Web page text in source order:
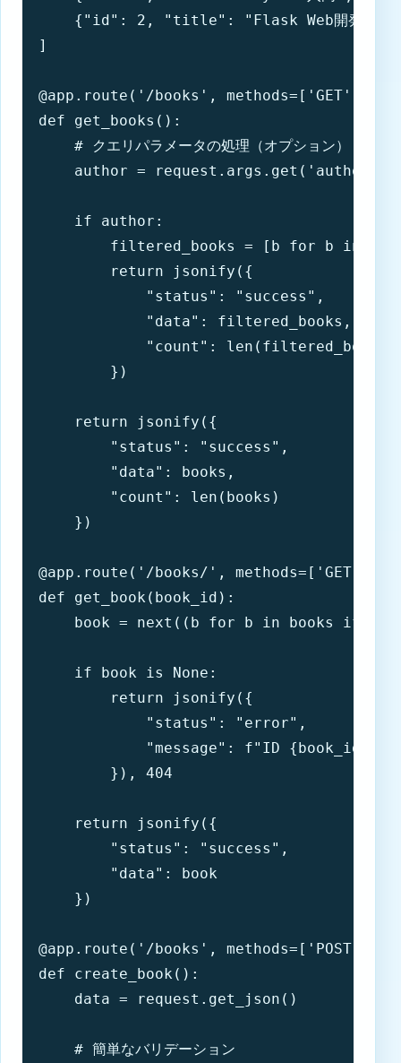
{"id": 2, "title": "Flask Web開発",
]
@app.route('/books', methods=['GET'])
def get_books():
    # クエリパラメータの処理（オプション）
    author = request.args.get('author')
    if author:
filtered_books = [b for b in
        return jsonify({
            "status": "success",
            "data": filtered_books,
            "count": len(filtered_books)
        })
    return jsonify({
        "status": "success",
        "data": books,
        "count": len(books)
    })
@app.route('/books/ ', methods=['GET'])
def get_book(book_id):
book = next((b for b in books if
    if book is None:
        return jsonify({
            "status": "error",
"message": f"ID {book_id}の書
        }), 404
    return jsonify({
        "status": "success",
        "data": book
    })
@app.route('/books', methods=['POST'])
def create_book():
    data = request.get_json()
    # 簡単なバリデーション